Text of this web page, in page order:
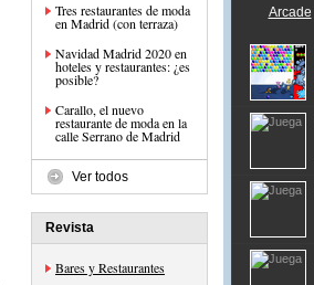
Tres restaurantes de moda
en Madrid (con terraza)
Navidad Madrid 2020 en
hoteles y restaurantes: ¿es
posible?
Carallo, el nuevo
restaurante de moda en la
calle Serrano de Madrid
Ver todos
Revista
Bares y Restaurantes
Arcade